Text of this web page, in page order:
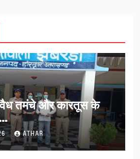
तमंचे और कारतूस के
ATHAR